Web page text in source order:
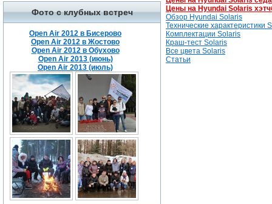
Фото с клубных встреч
Open Air 2012 в Бисерово
Open Air 2012 в Жостово
Open Air 2012 в Обухово
Open Air 2013 (июнь)
Open Air 2013 (июль)
Цены на Hyundai Solaris
Обзор Hyundai Solaris
Технические характеристики
Комплектации Solaris
Краш-тест Solaris
Все цвета Solaris
Статьи